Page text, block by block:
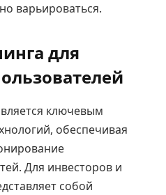
варьироваться.
для
ключевым
обеспечивая
Для инвесторов и
собой